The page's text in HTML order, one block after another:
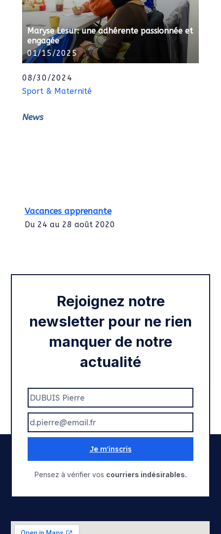
Maryse Lesur: une adhérente passionnée et
engagée
01/15/2025
08/30/2024
Sport & Maternité
News
Vacances apprenante
Du 24 au 28 août 2020
Rejoignez notre
newsletter pour ne rien
manquer de notre
actualité
Je m'inscris
Pensez à vérifier vos courriers indésirables.